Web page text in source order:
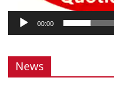
00:00
News